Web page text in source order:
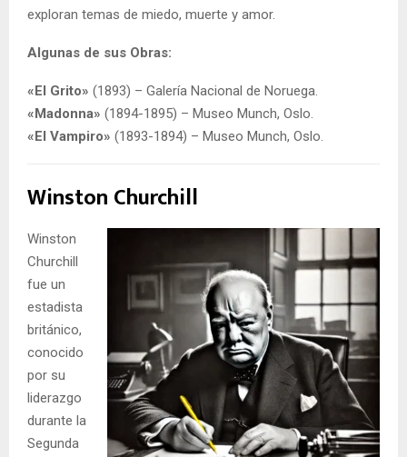
exploran temas de miedo, muerte y amor.
Algunas de sus Obras:
«El Grito» (1893) – Galería Nacional de Noruega.
«Madonna» (1894-1895) – Museo Munch, Oslo.
«El Vampiro» (1893-1894) – Museo Munch, Oslo.
Winston Churchill
Winston
Churchill
fue un
estadista
británico,
conocido
por su
liderazgo
durante la
Segunda